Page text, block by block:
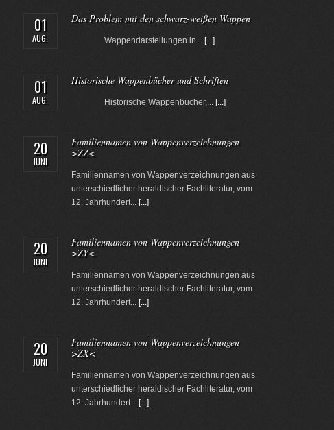
01
AUG.
Das Problem mit den schwarz-weißen Wappen
Wappendarstellungen in... [...]
01
AUG.
Historische Wappenbücher und Schriften
Historische Wappenbücher,... [...]
20
JUNI
Familiennamen von Wappenverzeichnungen
>ZZ<
Familiennamen von Wappenverzeichnungen aus
unterschiedlicher heraldischer Fachliteratur, vom
12. Jahrhundert... [...]
20
JUNI
Familiennamen von Wappenverzeichnungen
>ZY<
Familiennamen von Wappenverzeichnungen aus
unterschiedlicher heraldischer Fachliteratur, vom
12. Jahrhundert... [...]
20
JUNI
Familiennamen von Wappenverzeichnungen
>ZX<
Familiennamen von Wappenverzeichnungen aus
unterschiedlicher heraldischer Fachliteratur, vom
12. Jahrhundert... [...]